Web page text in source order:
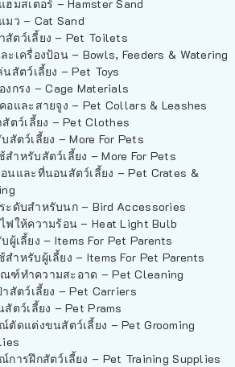
ฮมสเตอร์ – Hamster Sand
มว – Cat Sand
สัตว์เลี้ยง – Pet Toilets
ะเครื่องป้อน – Bowls, Feeders & Watering
นสัตว์เลี้ยง – Pet Toys
งกรง – Cage Materials
อและสายจูง – Pet Collars & Leashes
สัตว์เลี้ยง – Pet Clothes
สัตว์เลี้ยง – More For Pets
สำหรับสัตว์เลี้ยง – More For Pets
นและที่นอนสัตว์เลี้ยง – Pet Crates &
ะดับสำหรับนก – Bird Accessories
ฟให้ความร้อน – Heat Light Bulb
ผู้เลี้ยง – Items For Pet Parents
สำหรับผู้เลี้ยง – Items For Pet Parents
ฑ์ทำความสะอาด – Pet Cleaning
าสัตว์เลี้ยง – Pet Carriers
สัตว์เลี้ยง – Pet Prams
ตัดแต่งขนสัตว์เลี้ยง – Pet Grooming
การฝึกสัตว์เลี้ยง – Pet Training Supplies